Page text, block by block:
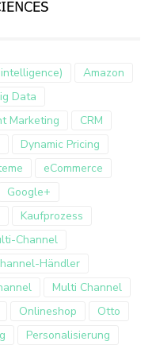
Amazon
Data
Marketing
CRM
Dynamic Pricing
eCommerce
Google+
Kaufprozess
Channel
Händler
Multi Channel
Onlineshop
Otto
Personalisierung